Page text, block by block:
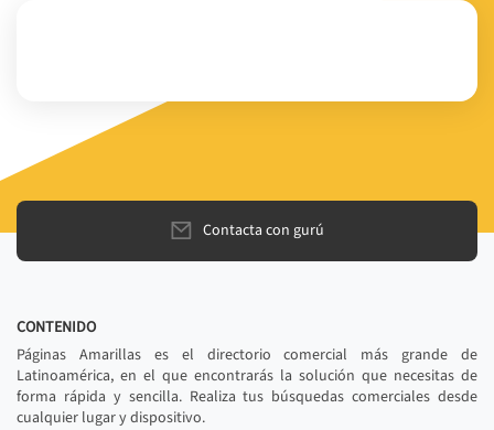
Contacta con gurú
CONTENIDO
Páginas Amarillas es el directorio comercial más grande de
Latinoamérica, en el que encontrarás la solución que necesitas de
forma rápida y sencilla. Realiza tus búsquedas comerciales desde
cualquier lugar y dispositivo.